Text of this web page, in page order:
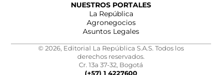
NUESTROS PORTALES
La República
Agronegocios
Asuntos Legales
© 2026, Editorial La República S.A.S. Todos los
derechos reservados.
Cr. 13a 37-32, Bogotá
(+57) 1 4227600